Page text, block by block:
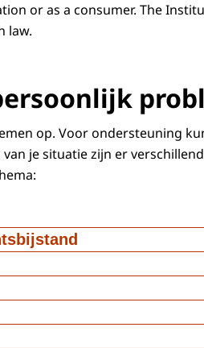
or as a consumer. The
law.
op. Voor ondersteuning
je situatie zijn er
doen? Het
waarop de Belastingdienst, de
behandeld? Dan kun je terecht
vragen over je rechten als